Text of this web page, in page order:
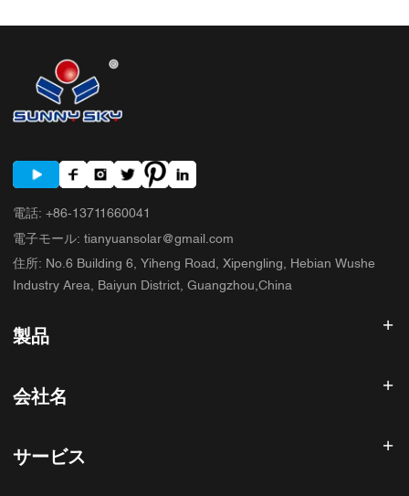
電話: +86-13711660041
電子モール: tianyuansolar@gmail.com
住所: No.6 Building 6, Yiheng Road, Xipengling, Hebian Wushe
Industry Area, Baiyun District, Guangzhou,China
製品
ソーラーパネル
太陽光発電システム
会社名
製品
サービス